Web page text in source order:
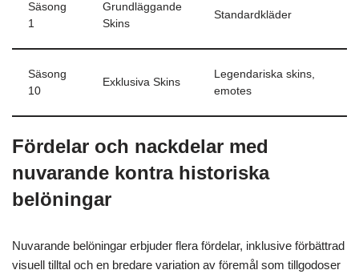
Säsong
1
Grundläggande
Skins
Standardkläder
Säsong
10
Exklusiva Skins
Legendariska skins,
emotes
Fördelar och nackdelar med
nuvarande kontra historiska
belöningar
Nuvarande belöningar erbjuder flera fördelar, inklusive förbättrad
visuell tilltal och en bredare variation av föremål som tillgodoser